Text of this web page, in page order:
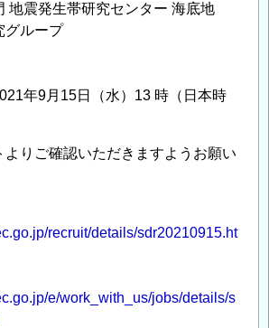
地震発生帯研究センター 海底地
グループ
年9月15日（水）13 時（日本時
よりご確認いただきますようお願い
recruit/details/sdr20210915.ht
e/work_with_us/jobs/details/s